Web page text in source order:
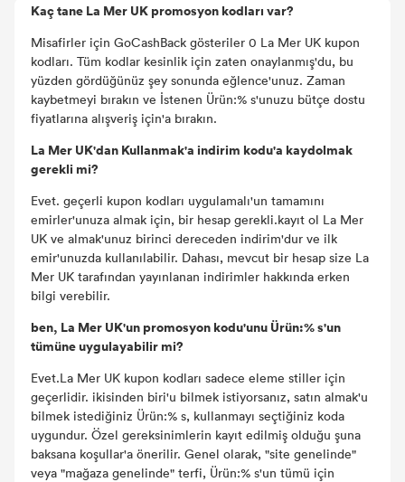
Kaç tane La Mer UK promosyon kodları var?
Misafirler için GoCashBack gösteriler 0 La Mer UK kupon
kodları. Tüm kodlar kesinlik için zaten onaylanmış'du, bu
yüzden gördüğünüz şey sonunda eğlence'unuz. Zaman
kaybetmeyi bırakın ve İstenen Ürün:% s'unuzu bütçe dostu
fiyatlarına alışveriş için'a bırakın.
La Mer UK'dan Kullanmak'a indirim kodu'a kaydolmak
gerekli mi?
Evet. geçerli kupon kodları uygulamalı'un tamamını
emirler'unuza almak için, bir hesap gerekli.kayıt ol La Mer
UK ve almak'unuz birinci dereceden indirim'dur ve ilk
emir'unuzda kullanılabilir. Dahası, mevcut bir hesap size La
Mer UK tarafından yayınlanan indirimler hakkında erken
bilgi verebilir.
ben, La Mer UK'un promosyon kodu'unu Ürün:% s'un
tümüne uygulayabilir mi?
Evet.La Mer UK kupon kodları sadece eleme stiller için
geçerlidir. ikisinden biri'u bilmek istiyorsanız, satın almak'u
bilmek istediğiniz Ürün:% s, kullanmayı seçtiğiniz koda
uygundur. Özel gereksinimlerin kayıt edilmiş olduğu şuna
baksana koşullar'a önerilir. Genel olarak, "site genelinde"
veya "mağaza genelinde" terfi, Ürün:% s'un tümü için